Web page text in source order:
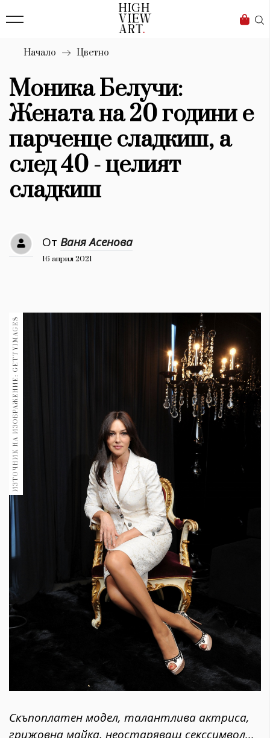
Бизнес
Мода
Dialogue
Изкуство
4340
Красота
777
Дизайн
Книги 1188
Гурме
Пътувай
Здраве
Gentlemen
Wellness
ПОСЛЕДВАЙТЕ
НИ
Начало Цветно
Моника Белучи:
Жената на 20 години е
парченце сладкиш, а
след 40 - целият
сладкиш
От Ваня Асенова
16 април 2021
ИЗТОЧНИК НА ИЗОБРАЖЕНИЕ: GETTYIMAGES
Скъпоплатен модел, талантлива актриса,
грижовна майка, неостаряващ секссимвол...